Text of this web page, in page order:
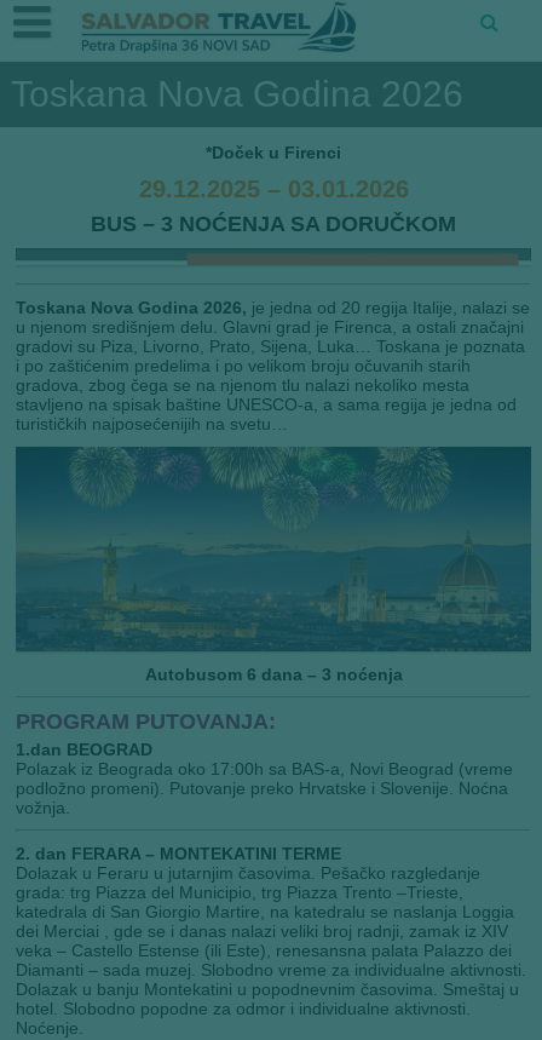
Toskana Nova Godina 2026
*Doček u Firenci
29.12.2025 – 03.01.2026
BUS – 3 NOĆENJA SA DORUČKOM
Toskana Nova Godina 2026, je jedna od 20 regija Italije, nalazi se
u njenom središnjem delu. Glavni grad je Firenca, a ostali značajni
gradovi su Piza, Livorno, Prato, Sijena, Luka… Toskana je poznata
i po zaštićenim predelima i po velikom broju očuvanih starih
gradova, zbog čega se na njenom tlu nalazi nekoliko mesta
stavljeno na spisak baštine UNESCO-a, a sama regija je jedna od
turističkih najposećenijih na svetu…
Autobusom 6 dana – 3 noćenja
PROGRAM PUTOVANJA:
1.dan BEOGRAD
Polazak iz Beograda oko 17:00h sa BAS-a, Novi Beograd (vreme
podložno promeni). Putovanje preko Hrvatske i Slovenije. Noćna
vožnja.
2. dan FERARA – MONTEKATINI TERME
Dolazak u Feraru u jutarnjim časovima. Pešačko razgledanje
grada: trg Piazza del Municipio, trg Piazza Trento –Trieste,
katedrala di San Giorgio Martire, na katedralu se naslanja Loggia
dei Merciai , gde se i danas nalazi veliki broj radnji, zamak iz XIV
veka – Castello Estense (ili Este), renesansna palata Palazzo dei
Diamanti – sada muzej. Slobodno vreme za individualne aktivnosti.
Dolazak u banju Montekatini u popodnevnim časovima. Smeštaj u
hotel. Slobodno popodne za odmor i individualne aktivnosti.
Noćenje.